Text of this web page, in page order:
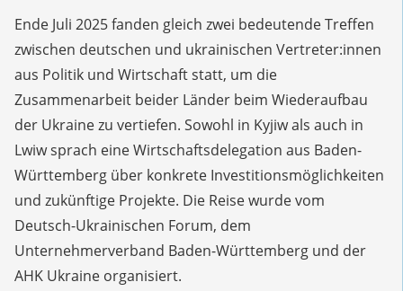
Wiederaufbau
und
die
regionale
Entwicklung
Ende Juli 2025 fanden gleich zwei bedeutende Treffen
zwischen deutschen und ukrainischen Vertreter:innen
aus Politik und Wirtschaft statt, um die
Zusammenarbeit beider Länder beim Wiederaufbau
der Ukraine zu vertiefen. Sowohl in Kyjiw als auch in
Lwiw sprach eine Wirtschaftsdelegation aus Baden-
Württemberg über konkrete Investitionsmöglichkeiten
und zukünftige Projekte. Die Reise wurde vom
Deutsch-Ukrainischen Forum, dem
Unternehmerverband Baden-Württemberg und der
AHK Ukraine organisiert.